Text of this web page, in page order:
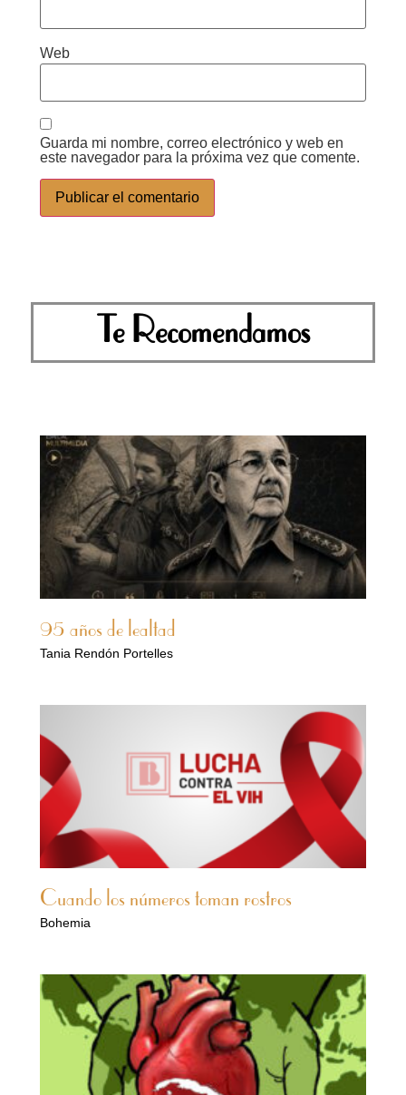
Web
Guarda mi nombre, correo electrónico y web en
este navegador para la próxima vez que comente.
Te Recomendamos
95 años de lealtad
Tania Rendón Portelles
Cuando los números toman rostros
Bohemia